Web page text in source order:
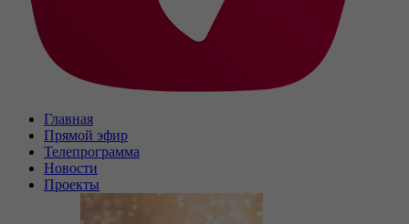
Главная
Прямой эфир
Телепрограмма
Новости
Проекты